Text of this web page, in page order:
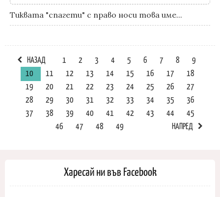
Tиквата "спагети" с право носи това име...
НАЗАД 1 2 3 4 5 6 7 8
9
10
11 12 13 14 15 16 17
18
19
20 21 22 23 24 25 26
27
28
29 30 31 32 33 34 35
36
37
38 39 40 41 42 43 44
45
46
47 48 49 НАПРЕД
Харесай ни във Facebook